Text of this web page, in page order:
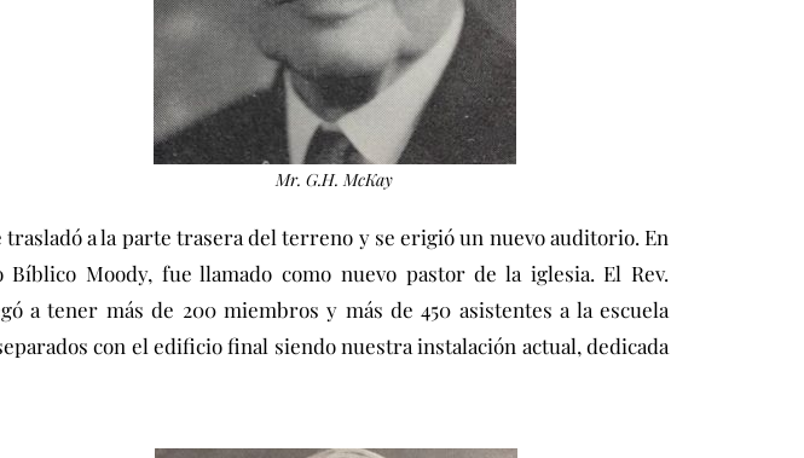
Mr. G.H. McKay
a la parte trasera del terreno y se erigió un nuevo auditorio. En
Moody, fue llamado como nuevo pastor de la iglesia. El Rev.
a tener más de 200 miembros y más de 450 asistentes a la escuela
con el edificio final siendo nuestra instalación actual, dedicada